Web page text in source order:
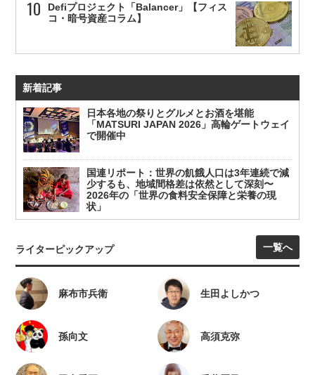
Defiプロジェクト「Balancer」【フィス
コ・暗号資産コラム】
新着記事
日本各地の祭りとグルメとお酒を堪能
「MATSURI JAPAN 2026」高輪ゲートウェイ
で開催中
国連リポート：世界の飢餓人口は3年連続で減
少するも、地域間格差は依然として深刻〜
2026年の「世界の食料安全保障と栄養の現
状」
ライターピックアップ 一覧へ
麻布市兵衛 生田よしかつ
孫向文 高須克弥